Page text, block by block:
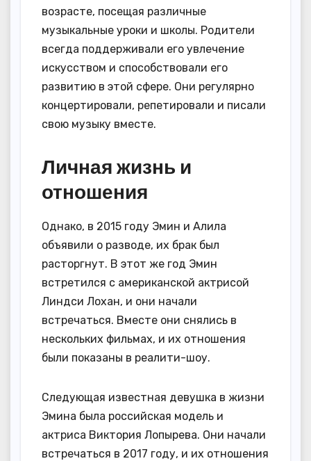
возрасте, посещая различные
музыкальные уроки и школы. Родители
всегда поддерживали его увлечение
искусством и способствовали его
развитию в этой сфере. Они регулярно
концертировали, репетировали и писали
свою музыку вместе.
Личная жизнь и
отношения
Однако, в 2015 году Эмин и Алила
объявили о разводе, их брак был
расторгнут. В этот же год Эмин
встретился с американской актрисой
Линдси Лохан, и они начали
встречаться. Вместе они снялись в
нескольких фильмах, и их отношения
были показаны в реалити-шоу.
Следующая известная девушка в жизни
Эмина была российская модель и
актриса Виктория Лопырева. Они начали
встречаться в 2017 году, и их отношения